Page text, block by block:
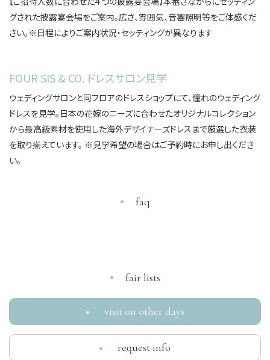
グされた披露宴会場をご案内。広さ、雰囲気、音響照明等をご体感くだ
さい。※日程によりご案内状況・セッティングが異なります
FOUR SIS & CO. ドレスサロン見学
ウェディングサロンと同フロアのドレスショップにて、憧れのウェディング
ドレスを見学。日本の花嫁のニーズに合わせたオリジナルコレクション
から最高級素材を使用した海外デザイナーズドレスまで厳選した衣装
を取り揃えています。 ※見学希望の場合はご予約時にお申し出くださ
い。
faq
fair lists
visit on other days
request info
TEL0120-887-390
ブライダルフェア
ウエディングプラン
ウエディングレポート
資料請求・お問い合わせ